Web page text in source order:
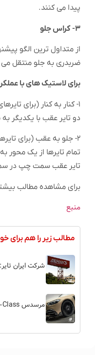
پیدا می کنند.
۳- کراس جلو
از متداول ترین الگو
ضربدری به جلو منتقل
برای لاستیک های با
۱- کنار به کنار (برای تایرهای با عملکرد متفاوت در محورهای جلو و عقب)
دو تایر عقب با یکدیگر
۲- جلو به عقب (برای تایرهای جهت دار)
تمام تایرها از یک
تایر عقب سمت چپ در
برای مشاهده مطالب
منبع
مطالب زیر را هم برای
شرکت ایران
مرسدس S-Class منصوری با رنگ طلای کالاهاری